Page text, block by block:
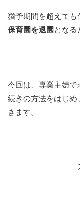
猶予期間を超えても
保育園を退園 となる
今回は、専業主婦で
続きの方法をはじめ
きます。